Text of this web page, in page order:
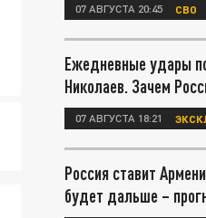
07 АВГУСТА 20:45 СВО
Ежедневные удары
Николаев. Зачем
07 АВГУСТА 18:21
Россия ставит
будет дальше –